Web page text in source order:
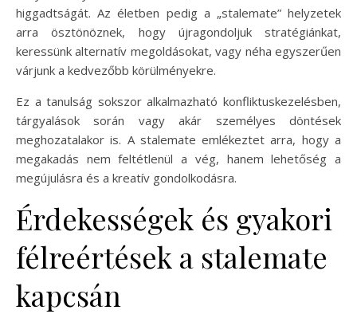
higgadtságát. Az életben pedig a „stalemate” helyzetek
arra ösztönöznek, hogy újragondoljuk stratégiánkat,
keressünk alternatív megoldásokat, vagy néha egyszerűen
várjunk a kedvezőbb körülményekre.
Ez a tanulság sokszor alkalmazható konfliktuskezelésben,
tárgyalások során vagy akár személyes döntések
meghozatalakor is. A stalemate emlékeztet arra, hogy a
megakadás nem feltétlenül a vég, hanem lehetőség a
megújulásra és a kreatív gondolkodásra.
Érdekességek és gyakori
félreértések a stalemate
kapcsán